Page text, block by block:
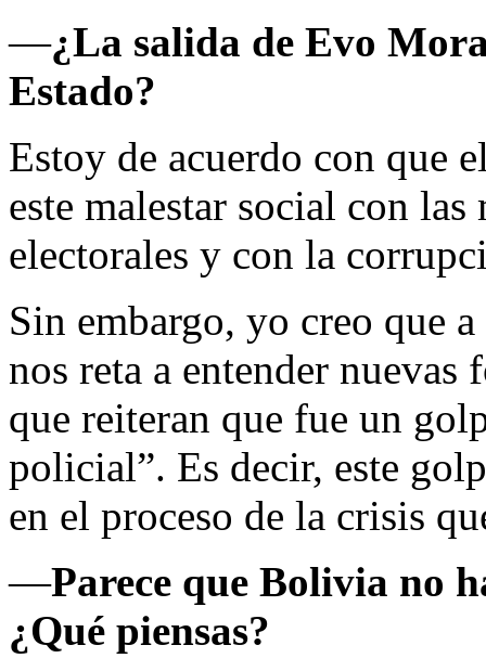
—¿La salida de Evo
Estado?
Estoy de acuerdo con que
este malestar social con
electorales y con la
Sin embargo, yo creo que
nos reta a entender nuevas
que reiteran que fue un
policial”. Es decir, este
en el proceso de la crisis
—Parece que Bolivia no
¿Qué piensas?